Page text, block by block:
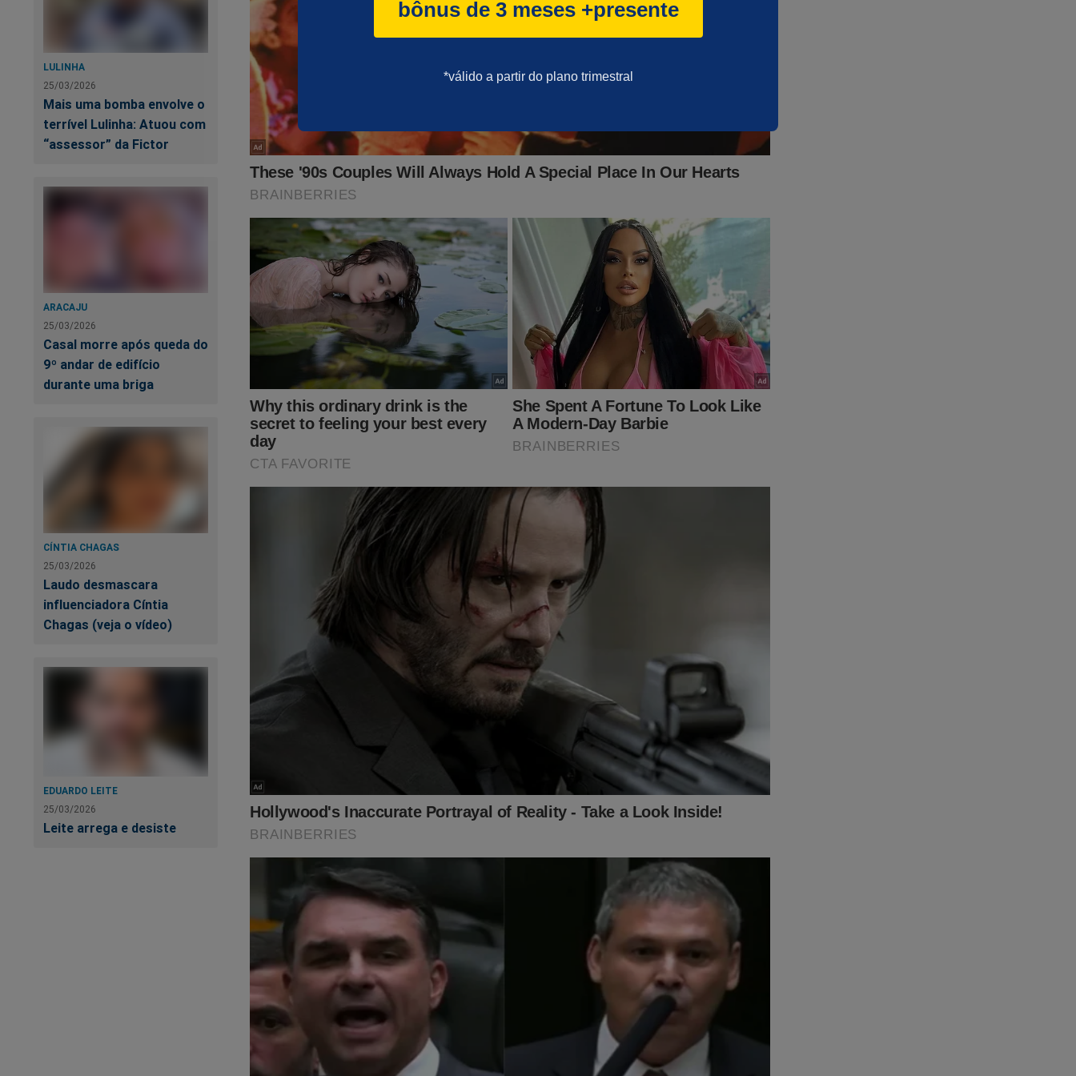
bônus de 3 meses +presente
*válido a partir do plano trimestral
LULINHA
25/03/2026
Mais uma bomba envolve o
terrível Lulinha: Atuou com
“assessor” da Fictor
ARACAJU
25/03/2026
Casal morre após queda do
9º andar de edifício
durante uma briga
CÍNTIA CHAGAS
25/03/2026
Laudo desmascara
influenciadora Cíntia
Chagas (veja o vídeo)
EDUARDO LEITE
25/03/2026
Leite arrega e desiste
Estamos sobrevivendo graças a ajuda de nossos assinantes e parceiros comerciais. Para
fortalecer a nossa batalha, considere se tornar umassinante,o que lhe dará o direito de
assistir o primeiroPODCASTconservador do Brasil e ter acesso exclusivo ao conteúdo da
Revista A Verdade, onde os "assuntos proibidos" no Brasil são revelados. Para assinar, clique
no link:
https://assinante.jornaldacidadeonline.com.br/apresentacao
SEU APOIO É MUITO IMPORTANTE! CONTAMOS COM VOCÊ!